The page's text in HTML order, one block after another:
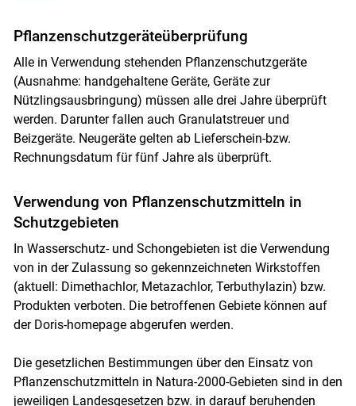
Pflanzenschutzgeräteüberprüfung
Alle in Verwendung stehenden Pflanzenschutzgeräte
(Ausnahme: handgehaltene Geräte, Geräte zur
Nützlingsausbringung) müssen alle drei Jahre überprüft
werden. Darunter fallen auch Granulatstreuer und
Beizgeräte. Neugeräte gelten ab Lieferschein-bzw.
Rechnungsdatum für fünf Jahre als überprüft.
Verwendung von Pflanzenschutzmitteln in
Schutzgebieten
In Wasserschutz- und Schongebieten ist die Verwendung
von in der Zulassung so gekennzeichneten Wirkstoffen
(aktuell: Dimethachlor, Metazachlor, Terbuthylazin) bzw.
Produkten verboten. Die betroffenen Gebiete können auf
der Doris-homepage abgerufen werden.
Die gesetzlichen Bestimmungen über den Einsatz von
Pflanzenschutzmitteln in Natura-2000-Gebieten sind in den
jeweiligen Landesgesetzen bzw. in darauf beruhenden